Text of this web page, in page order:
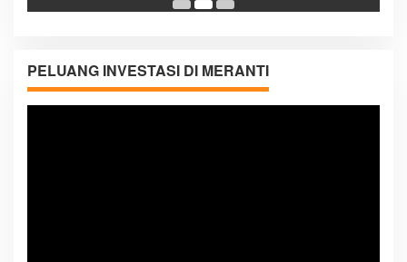
05:08
PELUANG INVESTASI DI MERANTI
Pemutar